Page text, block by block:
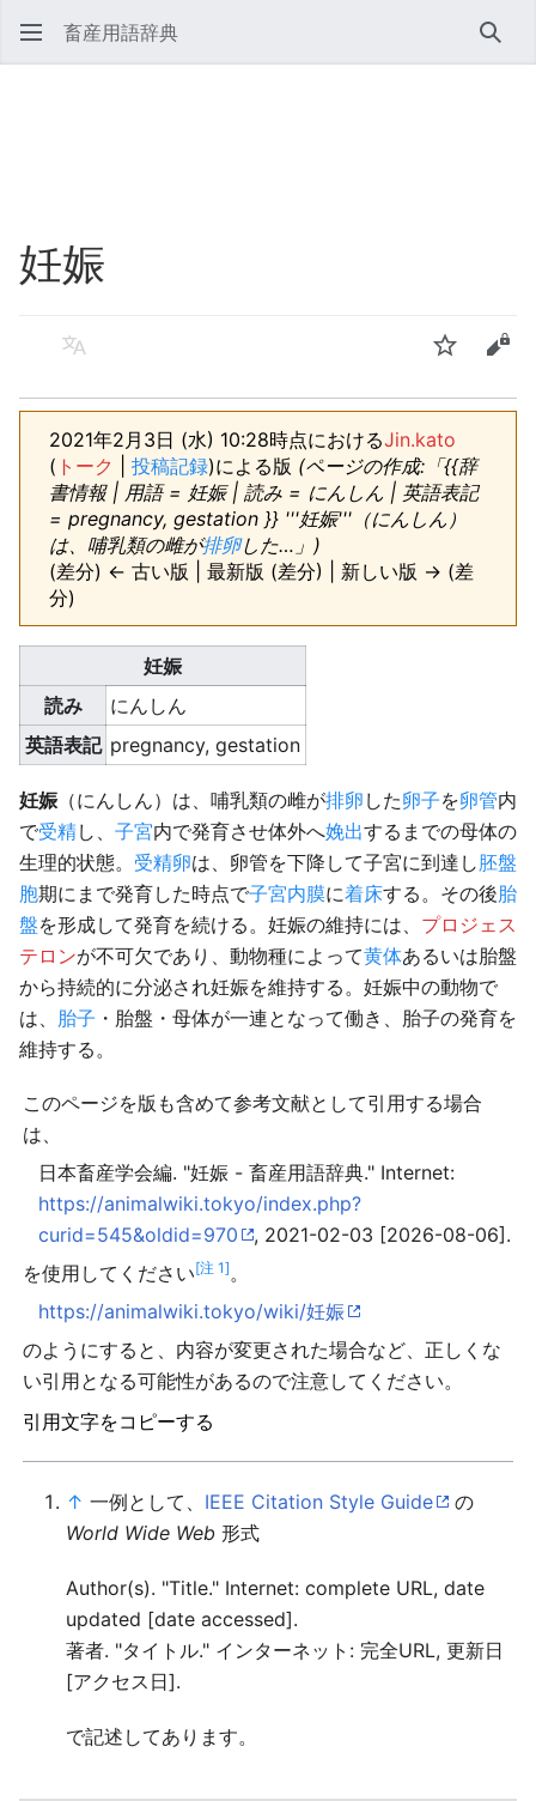
畜産用語辞典 検索
妊娠
言語 ウォッチソ
2021年2月3日 (水) 10:28時点におけるJin.kato
( トーク 投稿記録)による版 (ページの作成:「{{辞
書情報 | 用語 = 妊娠 | 読み = にんしん | 英語表記
= pregnancy, gestation }} '''妊娠'''（にんしん）
は、哺乳類の雌が排卵した…」)
(差分) ← 古い版 | 最新版 (差分) | 新しい版 → (差
分)
妊娠
読み
にんしん
英語表記 pregnancy, gestation
妊娠（にんしん）は、哺乳類の雌が排卵 した卵子を卵管内
で受精し、 子宮内で発育させ体外へ娩出するまでの母体の
生理的状態。 受精卵は、卵管を下降して子宮に到達し胚盤
胞期にまで発育した時点で子宮内膜に着床する。その後胎
盤を形成して発育を続ける。妊娠の維持には、 プロジェス
テロンが不可欠であり、動物種によって黄体あるいは胎盤
から持続的に分泌され妊娠を維持する。妊娠中の動物で
は、 胎子 ・胎盤・母体が一連となって働き、胎子の発育を
維持する。
このページを版も含めて参考文献として引用する場合
は、
日本畜産学会編. "妊娠 - 畜産用語辞典." Internet:
https://animalwiki.tokyo/index.php?
curid=545&oldid=970
, 2021-02-03 [2026-08-06].
を使用してください[注 1]。
https://animalwiki.tokyo/wiki/妊娠
のようにすると、内容が変更された場合など、正しくな
い引用となる可能性があるので注意してください。
引用文字をコピーする
↑ 一例として、 IEEE Citation Style Guide
の
World Wide Web 形式
Author(s). "Title." Internet: complete URL, date
updated [date accessed].
著者. "タイトル." インターネット: 完全URL, 更新日
[アクセス日].
で記述してあります。